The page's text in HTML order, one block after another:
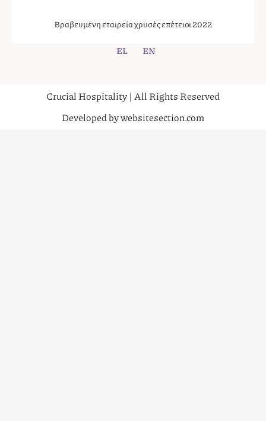
Βραβευμένη εταιρεία χρυσές επέτειοι 2022
EL EN
Crucial Hospitality | All Rights Reserved
Developed by websitesection.com